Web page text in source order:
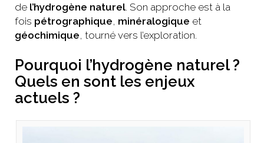
de l’hydrogène naturel. Son approche est à la
fois pétrographique, minéralogique et
géochimique, tourné vers l’exploration.
Pourquoi l’hydrogène naturel ?
Quels en sont les enjeux
actuels ?